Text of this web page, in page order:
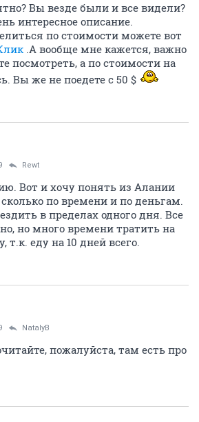
Вы везде были и все видели?
интересное описание.
по стоимости можете вот
.А вообще мне кажется, важно
посмотреть, а по стоимости на
Вы же не поедете с 50 $
Rewt
Вот и хочу понять из Алании
по времени и по деньгам.
в пределах одного дня. Все
но много времени тратить на
т.к. еду на 10 дней всего.
NatalyB
пожалуйста, там есть про